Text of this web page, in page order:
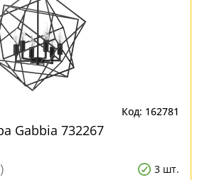
Код: 162781
Gabbia 732267
3 шт.